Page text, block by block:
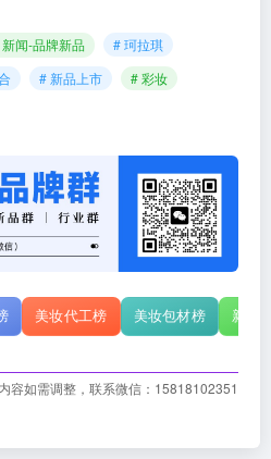
新闻-品牌新品
# 珂拉琪
# 新品上市
# 彩妆
美妆代工榜 美妆包材榜 新原
内容如需调整，联系微信：15818102351